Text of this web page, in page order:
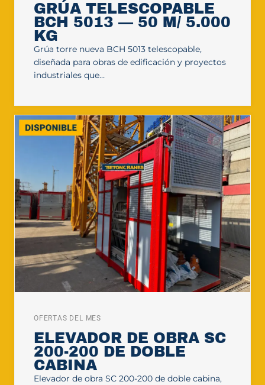
GRÚA TELESCOPABLE
BCH 5013 — 50 M/ 5.000
KG
Grúa torre nueva BCH 5013 telescopable,
diseñada para obras de edificación y proyectos
industriales que…
OFERTAS DEL MES
ELEVADOR DE OBRA SC
200-200 DE DOBLE
CABINA
Elevador de obra SC 200-200 de doble cabina,